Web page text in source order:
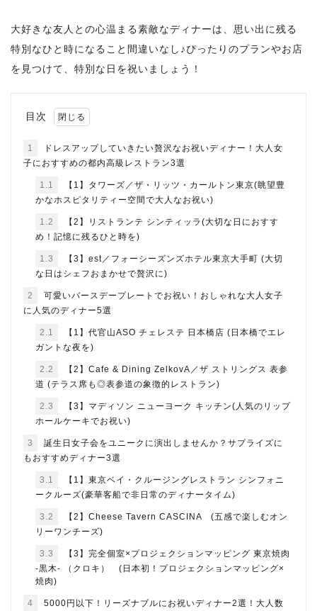
大好きな友人との心温まる素敵なディナーは、思い出に残る
特別なひと時になること間違いなし♪ぴったりのプランやお店
を見つけて、特別な日を祝いましょう！
目次
1
ドレスアップしていきたい贅沢なお祝いディナー！大人女
子におすすめの都内高級レストラン3選
1.1
【1】タワーズ／ザ・リッツ・カールトン東京(眺望豊
かなホスピタリティー空間で大人なお祝い)
1.2
【2】リストランテ シンティッラ(大切な日におすす
め！記憶に残るひと時を)
1.3
【3】est／フォーシーズンズホテル東京大手町 (大切
な日はシェフおまかせで贅沢に)
2
可愛いバースデープレートでお祝い！おしゃれな大人女子
に人気のディナー5選
2.1
【1】代官山ASO チェレステ 日本橋店 (日本橋でエレ
ガントな夜を)
2.2
【2】Cafe & Dining ZelkovA／ザ ストリングス 表参
道 (テラス席も◎表参道の象徴的レストラン)
2.3
【3】マディソン ニューヨーク キッチン(人気のリップ
ホールケーキでお祝い)
3
誕生日女子会をユニークに演出しませんか？サプライズに
もおすすめディナー3選
3.1
【1】東京ベイ・クルージングレストラン シンフォニ
ークルーズ(豪華客船で非日常のディナータイム)
3.2
【2】Cheese Tavern CASCINA (五感で楽しむオン
リーワンチーズ)
3.3
【3】完全個室×プロジェクションマッピング 東京焼肉
-黒木- （クロキ） (日本初！プロジェクションマッピング×
焼肉)
4
5000円以下！リーズナブルにお祝いディナー2選！大人数